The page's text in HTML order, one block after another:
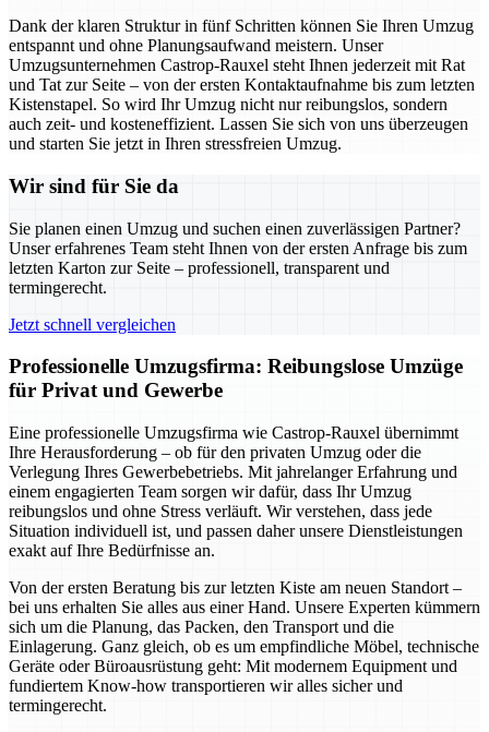
Dank der klaren Struktur in fünf Schritten können Sie Ihren Umzug
entspannt und ohne Planungsaufwand meistern. Unser
Umzugsunternehmen Castrop-Rauxel steht Ihnen jederzeit mit Rat
und Tat zur Seite – von der ersten Kontaktaufnahme bis zum letzten
Kistenstapel. So wird Ihr Umzug nicht nur reibungslos, sondern
auch zeit- und kosteneffizient. Lassen Sie sich von uns überzeugen
und starten Sie jetzt in Ihren stressfreien Umzug.
Wir sind für Sie da
Sie planen einen Umzug und suchen einen zuverlässigen Partner?
Unser erfahrenes Team steht Ihnen von der ersten Anfrage bis zum
letzten Karton zur Seite – professionell, transparent und
termingerecht.
Jetzt schnell vergleichen
Professionelle Umzugsfirma: Reibungslose Umzüge
für Privat und Gewerbe
Eine professionelle Umzugsfirma wie Castrop-Rauxel übernimmt
Ihre Herausforderung – ob für den privaten Umzug oder die
Verlegung Ihres Gewerbebetriebs. Mit jahrelanger Erfahrung und
einem engagierten Team sorgen wir dafür, dass Ihr Umzug
reibungslos und ohne Stress verläuft. Wir verstehen, dass jede
Situation individuell ist, und passen daher unsere Dienstleistungen
exakt auf Ihre Bedürfnisse an.
Von der ersten Beratung bis zur letzten Kiste am neuen Standort –
bei uns erhalten Sie alles aus einer Hand. Unsere Experten kümmern
sich um die Planung, das Packen, den Transport und die
Einlagerung. Ganz gleich, ob es um empfindliche Möbel, technische
Geräte oder Büroausrüstung geht: Mit modernem Equipment und
fundiertem Know-how transportieren wir alles sicher und
termingerecht.